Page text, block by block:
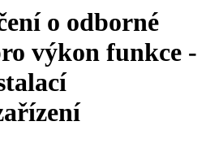
o odborné
výkon funkce -